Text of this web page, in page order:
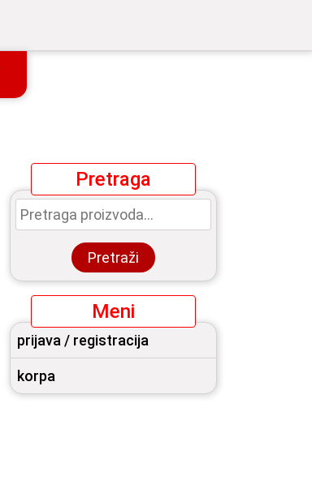
Pretraga
Pretraga
za:
Pretraži
Meni
prijava / registracija
korpa